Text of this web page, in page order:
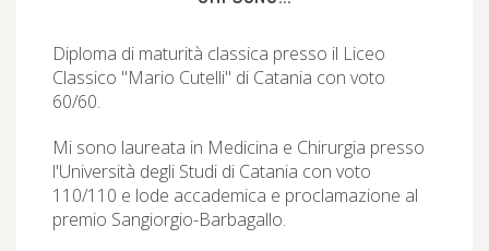
Diploma di maturità classica presso il Liceo
Classico "Mario Cutelli" di Catania con voto
60/60.
Mi sono laureata in Medicina e Chirurgia presso
l'Università degli Studi di Catania con voto
110/110 e lode accademica e proclamazione al
premio Sangiorgio-Barbagallo.